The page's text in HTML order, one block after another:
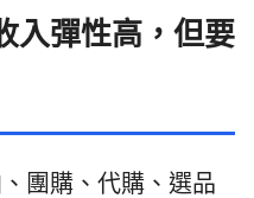
入彈性高，但要
團購、代購、選品